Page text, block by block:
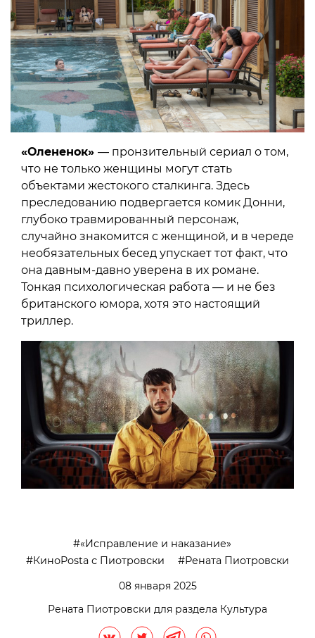
«Олененок» — пронзительный сериал о том,
что не только женщины могут стать
объектами жестокого сталкинга. Здесь
преследованию подвергается комик Донни,
глубоко травмированный персонаж,
случайно знакомится с женщиной, и в череде
необязательных бесед упускает тот факт, что
она давным-давно уверена в их романе.
Тонкая психологическая работа — и не без
британского юмора, хотя это настоящий
триллер.
«Исправление и наказание»
КиноPosta с Пиотровски
Рената Пиотровски
08 января 2025
Рената Пиотровски для раздела Культура